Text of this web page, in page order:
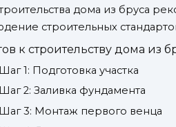
дома из бруса
строительных
к строительству дома из
Шаг 1: Подготовка участка
Шаг 2: Заливка фундамента
Шаг 3: Монтаж первого венца